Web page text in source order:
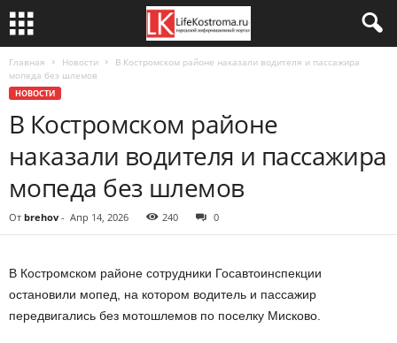
Главная Новости
В Костромском районе наказали водителя и пассажира
мопеда без шлемов
НОВОСТИ
В Костромском районе
наказали водителя и пассажира
мопеда без шлемов
От brehov - Апр 14, 2026 240 0
В Костромском районе сотрудники Госавтоинспекции
остановили мопед, на котором водитель и пассажир
передвигались без мотошлемов по поселку Мисково.